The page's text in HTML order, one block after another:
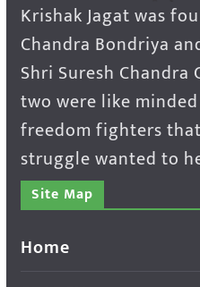
Krishak Jagat was
Chandra Bondriya
Shri Suresh Chandra
two were like
freedom fighters
struggle wanted to
Site Map
Home